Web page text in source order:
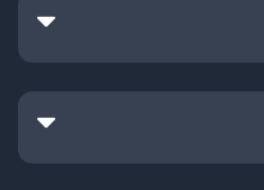
بانکداری و شرایط عمومی و
بوده که ماموریت این بانک،